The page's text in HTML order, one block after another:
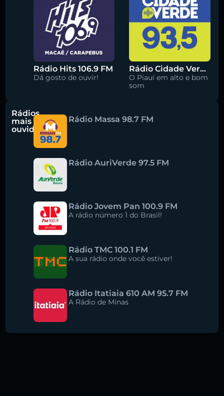
Rádio Hits 106.9 FM
Dá gosto de ouvir!
Rádio Cidade Verde 93.5 FM
O Piauí em alto e bom
som
Rádios
mais
ouvidas
Rádio Massa 98.7 FM
Rádio AuriVerde 97.5 FM
Rádio Jovem Pan 100.9 FM
A rádio número 1 do Brasil!
Rádio TMC 100.1 FM
A sua rádio onde você estiver!
Rádio Itatiaia 610 AM 95.7 FM
A Rádio de Minas